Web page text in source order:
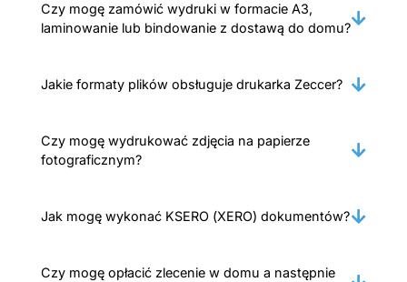
Czy mogę zamówić wydruki w formacie A3,
laminowanie lub bindowanie z dostawą do domu?
Jakie formaty plików obsługuje drukarka Zeccer?
Czy mogę wydrukować zdjęcia na papierze
fotograficznym?
Jak mogę wykonać KSERO (XERO) dokumentów?
Czy mogę opłacić zlecenie w domu a następnie